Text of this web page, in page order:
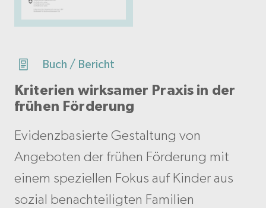
Buch / Bericht
Kriterien wirksamer Praxis in der
frühen Förderung
Evidenzbasierte Gestaltung von
Angeboten der frühen Förderung mit
einem speziellen Fokus auf Kinder aus
sozial benachteiligten Familien